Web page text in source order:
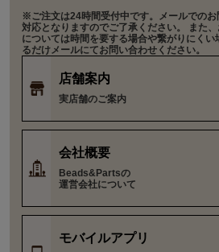
※ご注文は24時間受付中です。メールでの
対応となりますのでご了承ください。 また
については時間を要する場合や繋がりにくい
るだけメールにてお問い合わせください。
店舗案内
実店舗のご案内
会社概要
Beads&Partsの
運営会社について
モバイルアプリ